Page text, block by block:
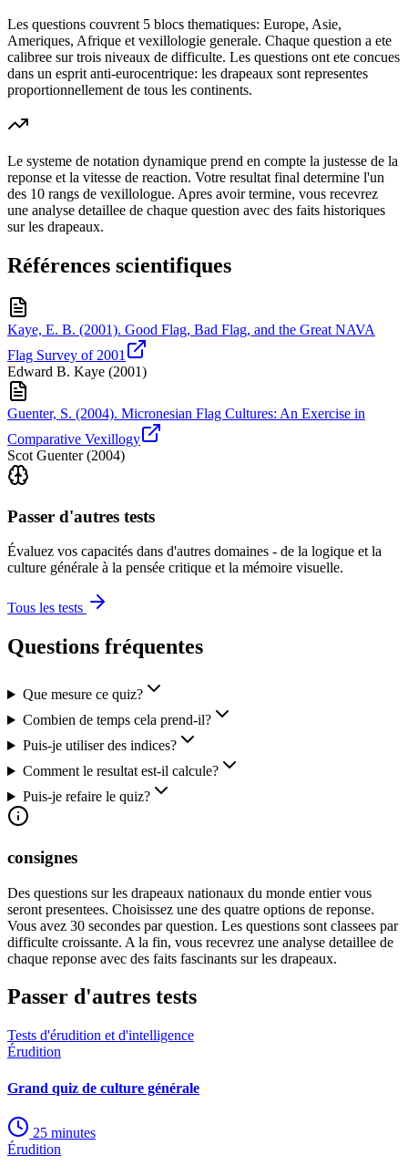
Les questions couvrent 5 blocs thematiques: Europe, Asie,
Ameriques, Afrique et vexillologie generale. Chaque question a ete
calibree sur trois niveaux de difficulte. Les questions ont ete concues
dans un esprit anti-eurocentrique: les drapeaux sont representes
proportionnellement de tous les continents.
Le systeme de notation dynamique prend en compte la justesse de la
reponse et la vitesse de reaction. Votre resultat final determine l'un
des 10 rangs de vexillologue. Apres avoir termine, vous recevrez
une analyse detaillee de chaque question avec des faits historiques
sur les drapeaux.
Références scientifiques
Kaye, E. B. (2001). Good Flag, Bad Flag, and the Great NAVA
Flag Survey of 2001
Edward B. Kaye (2001)
Guenter, S. (2004). Micronesian Flag Cultures: An Exercise in
Comparative Vexillogy
Scot Guenter(2004)
Passer d'autres tests
Évaluez vos capacités dans d'autres domaines - de la logique et la
culture générale à la pensée critique et la mémoire visuelle.
Tous les tests
Questions fréquentes
Que mesure ce quiz?
Combien de temps cela prend-il?
Puis-je utiliser des indices?
Comment le resultat est-il calcule?
Puis-je refaire le quiz?
consignes
Des questions sur les drapeaux nationaux du monde entier vous
seront presentees. Choisissez une des quatre options de reponse.
Vous avez 30 secondes par question. Les questions sont classees par
difficulte croissante. A la fin, vous recevrez une analyse detaillee de
chaque reponse avec des faits fascinants sur les drapeaux.
Passer d'autres tests
Tests d'érudition et d'intelligence
Érudition
Grand quiz de culture générale
25 minutes
Érudition